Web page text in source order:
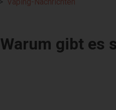
Warum gibt es